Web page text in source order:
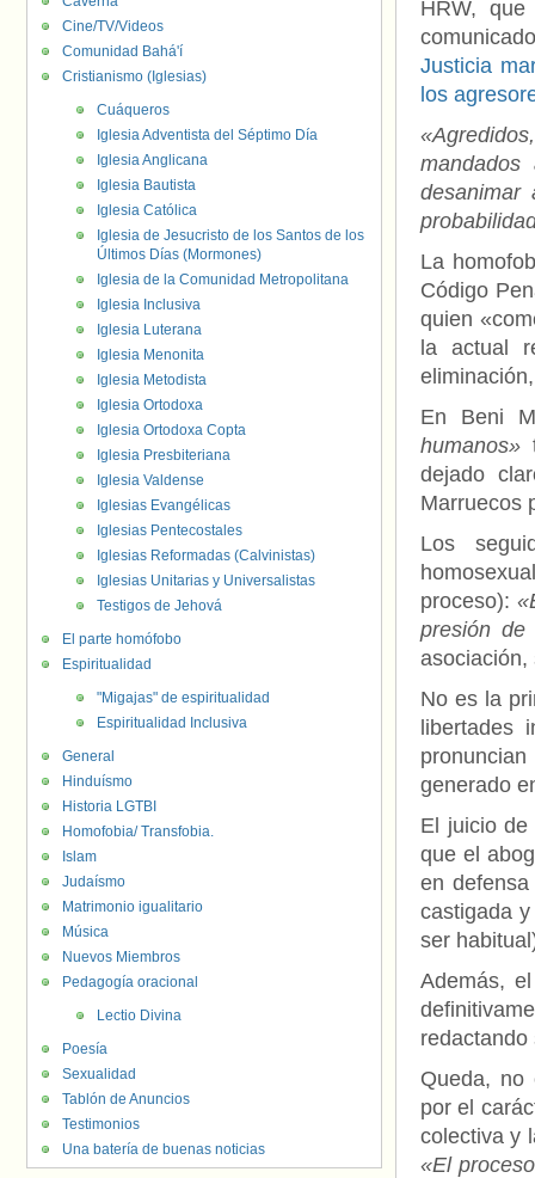
HRW,
Justicia
los
La
Código
quien
la actual
En Beni
humanos»
dejado
Marruecos
Los
proceso):
presión de
asociación,
No es la
libertades
generado
El juicio de
que el
en
castigada
ser
Además,
Queda, no
por el
colectiva y
«El
Cine/TV/Videos
Comunidad Bahá'í
Cristianismo (Iglesias)
Cuáqueros
Iglesia Adventista del Séptimo Día
Iglesia Anglicana
Iglesia Bautista
Iglesia Católica
Iglesia de Jesucristo de los Santos de los
Últimos Días (Mormones)
Iglesia de la Comunidad Metropolitana
Iglesia Inclusiva
Iglesia Luterana
Iglesia Menonita
Iglesia Metodista
Iglesia Ortodoxa
Iglesia Ortodoxa Copta
Iglesia Presbiteriana
Iglesia Valdense
Iglesias Evangélicas
Iglesias Pentecostales
Iglesias Reformadas (Calvinistas)
Iglesias Unitarias y Universalistas
Testigos de Jehová
El parte homófobo
Espiritualidad
"Migajas" de espiritualidad
Espiritualidad Inclusiva
General
Hinduísmo
Historia LGTBI
Homofobia/ Transfobia.
Islam
Judaísmo
Matrimonio igualitario
Música
Nuevos Miembros
Pedagogía oracional
Lectio Divina
Poesía
Sexualidad
Tablón de Anuncios
Testimonios
Una batería de buenas noticias